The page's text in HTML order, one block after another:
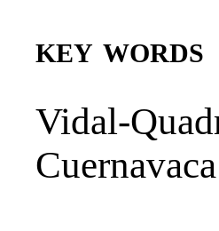
key words
Vidal-
Cuernavaca